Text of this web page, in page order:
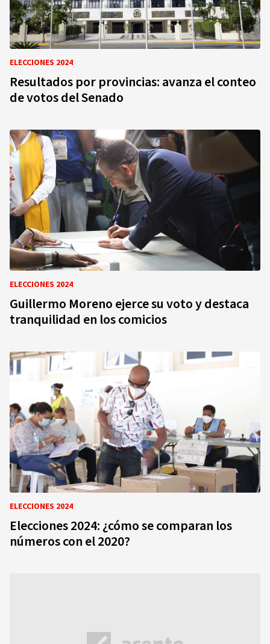
ELECCIONES 2024
Resultados por provincias: avanza el conteo
de votos del Senado
ELECCIONES 2024
Guillermo Moreno ejerce su voto y destaca
tranquilidad en los comicios
ELECCIONES 2024
Elecciones 2024: ¿cómo se comparan los
números con el 2020?